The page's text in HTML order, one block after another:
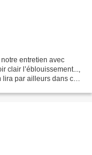
entretien avec
clair l’éblouissement...,
lira par ailleurs dans ce